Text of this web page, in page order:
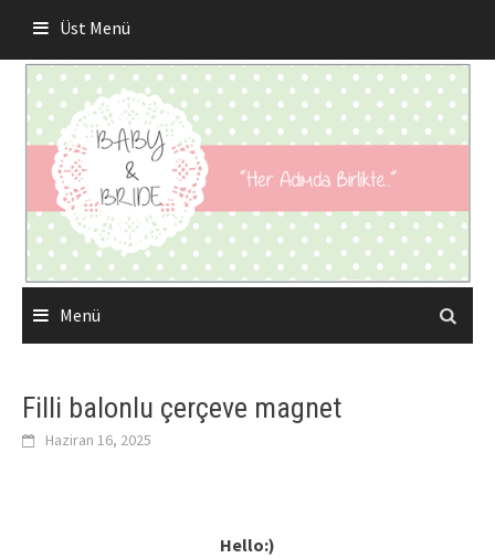
content
Üst Menü
Menü
Filli balonlu çerçeve magnet
Haziran 16, 2025
Hello:)